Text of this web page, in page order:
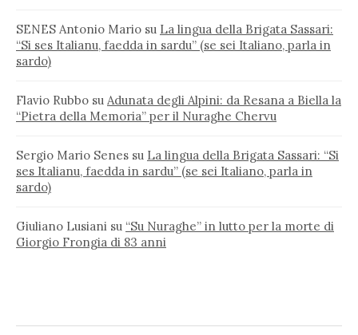
SENES Antonio Mario su La lingua della Brigata Sassari:
“Si ses Italianu, faedda in sardu” (se sei Italiano, parla in
sardo)
Flavio Rubbo su Adunata degli Alpini: da Resana a Biella la
“Pietra della Memoria” per il Nuraghe Chervu
Sergio Mario Senes su La lingua della Brigata Sassari: “Si
ses Italianu, faedda in sardu” (se sei Italiano, parla in
sardo)
Giuliano Lusiani su “Su Nuraghe” in lutto per la morte di
Giorgio Frongia di 83 anni